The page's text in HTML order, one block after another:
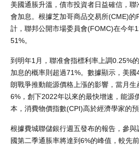
美國通脹升溫，債市投資者日益確信，
會加息。根據芝加哥商品交易所(CME)的
計，聯邦公開市場委員會(FOMC)在今年
51%。
到明年1月，聯准會指標利率上調0.25%
加息的概率則超過71%。數據顯示，美
朗戰爭推動能源價格上漲的影響，當月生
6%，創下2022年以來的最快增速，能源
本，消費物價指數(CPI)高於經濟學家的預
根據費城聯儲銀行週五發布的報告，參
國第二季通脹率將達到6%的峰值，較先